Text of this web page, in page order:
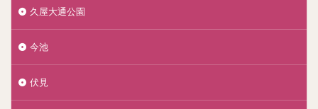
久屋大通公園
今池
伏見